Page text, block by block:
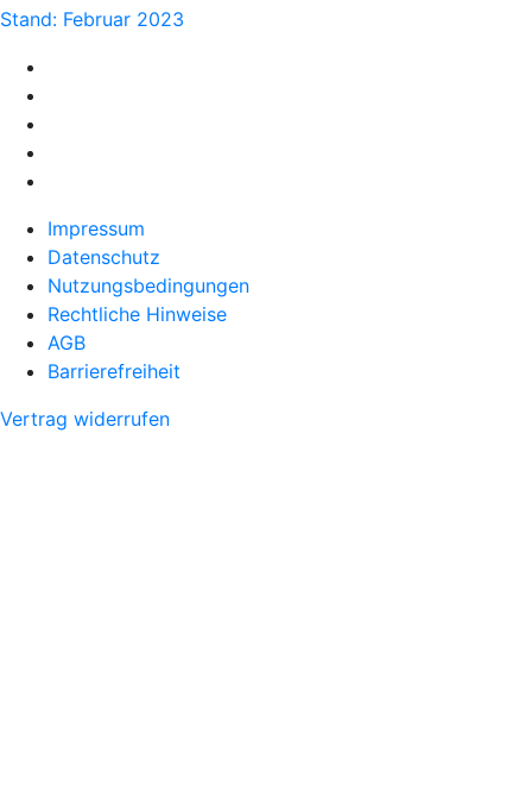
Stand: Februar 2023
Impressum
Datenschutz
Nutzungsbedingungen
Rechtliche Hinweise
AGB
Barrierefreiheit
Vertrag widerrufen